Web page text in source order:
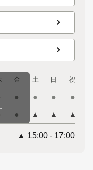
金 土 日 祝
● ● ● ●
● ▲ ▲ ▲
▲ 15:00 - 17:00